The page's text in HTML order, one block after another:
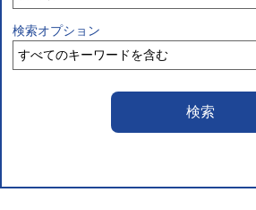
検索オプション